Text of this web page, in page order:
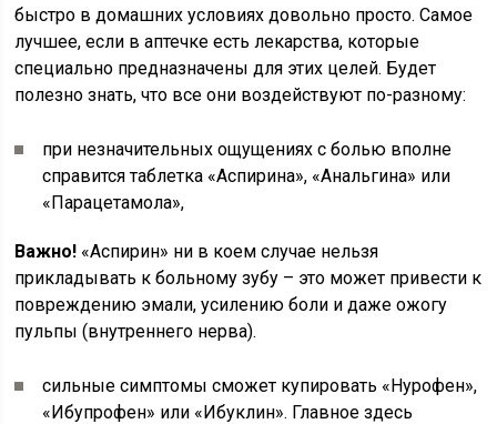
быстро в домашних условиях довольно просто. Самое
лучшее, если в аптечке есть лекарства, которые
специально предназначены для этих целей. Будет
полезно знать, что все они воздействуют по-разному:
при незначительных ощущениях с болью вполне
справится таблетка «Аспирина», «Анальгина» или
«Парацетамола»,
Важно! «Аспирин» ни в коем случае нельзя
прикладывать к больному зубу – это может привести к
повреждению эмали, усилению боли и даже ожогу
пульпы (внутреннего нерва).
сильные симптомы сможет купировать «Нурофен»,
«Ибупрофен» или «Ибуклин». Главное здесь